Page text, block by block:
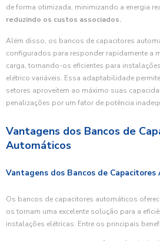
de forma otimizada, minimizando a energia
reduzindo os custos associados.
Além disso, os bancos de capacitores
configurados para responder rapidamente a
carga, tornando-os eficientes para
elétrico variáveis. Essa adaptabilidade
setores aproveitem ao máximo suas
penalizações por um fator de potência
Vantagens dos Bancos de
Automáticos
Vantagens dos Bancos de
Os bancos de capacitores automáticos
os tornam uma excelente solução para a
instalações elétricas. Entre os principais